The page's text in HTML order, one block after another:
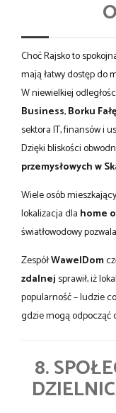
Choć Rajsko to
mają łatwy dostęp do
W niewielkiej
Business,Borku
sektora IT, finansów i
Dzięki bliskości
przemysłowych w
Wiele osób
lokalizacja dla home
światłowodowy
ZespółWawelDom
zdalnej sprawił, iż
popularność – ludzie
gdzie mogą odpocząć
8.